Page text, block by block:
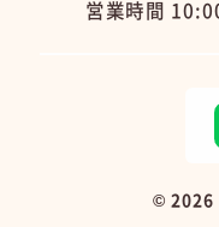
営業時間
© 2026